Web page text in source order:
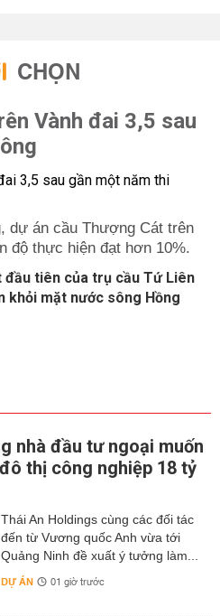
CHỌN
Vành đai 3,5 sau
dự án cầu Thượng Cát trên
độ thực hiện đạt hơn 10%.
đầu tiên của trụ cầu Tứ Liên
khỏi mặt nước sông Hồng
nhà đầu tư ngoại muốn
thị công nghiệp 18 tỷ
Thái An Holdings cùng các đối tác
đến từ Vương quốc Anh vừa tới
Quảng Ninh đề xuất ý tưởng làm...
DỰ ÁN 01 giờ trước